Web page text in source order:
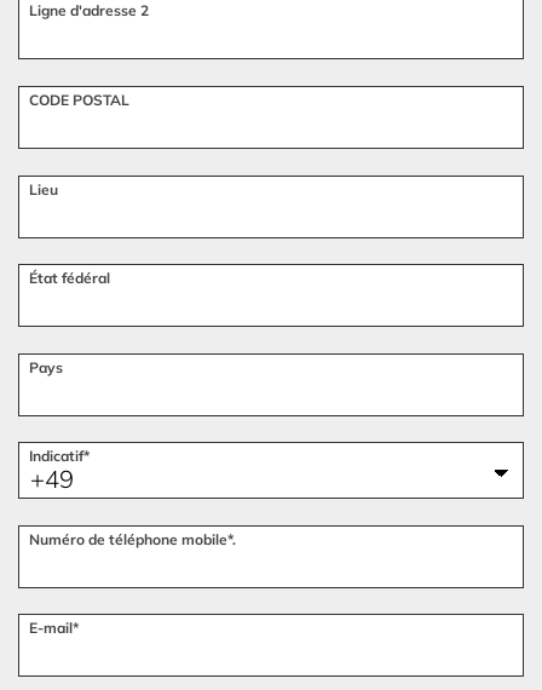
Ligne d'adresse 2
CODE POSTAL
Lieu
État fédéral
Pays
Indicatif*
Numéro de téléphone mobile*.
E-mail*